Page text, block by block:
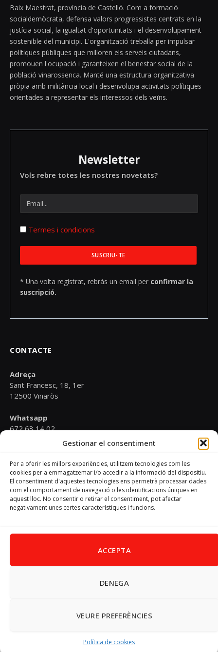
Gestionar el consentiment
Per a oferir les millors experiències, utilitzem tecnologies com les
cookies per a emmagatzemar i/o accedir a la informació del dispositiu.
El consentiment d'aquestes tecnologies ens permetrà processar dades
com el comportament de navegació o les identificacions úniques en
aquest lloc. No consentir o retirar el consentiment, pot afectar
negativament unes certes característiques i funcions.
ACCEPTA
DENEGA
VEURE PREFERÈNCIES
Política de cookies
Baix Maestrat, província de Castelló. Com a formació
socialdemòcrata, defensa valors progressistes centrats en la
justícia social, la igualtat d'oportunitats i el desenvolupament
sostenible del municipi. L'organització treballa per impulsar
polítiques públiques que milloren els serveis ciutadans,
promouen l'ocupació i garanteixen el benestar social de la
població vinarossenca. Manté una estructura organitzativa
pròpia amb militància local i desenvolupa activitats polítiques
orientades a representar els interessos dels veïns.
Newsletter
Vols rebre totes les nostres novetats?
Termes i condicions
* Una volta registrat, rebràs un email per confirmar la
suscripció.
CONTACTE
Adreça
Sant Francesc, 18, 1er
12500 Vinaròs
Whatsapp
672 63 14 02
psoevinaros@gmail.com
Horari
Dilluns de 19:00 a 20:30 h
Instagram
© 2026 PSPV - Vinaròs